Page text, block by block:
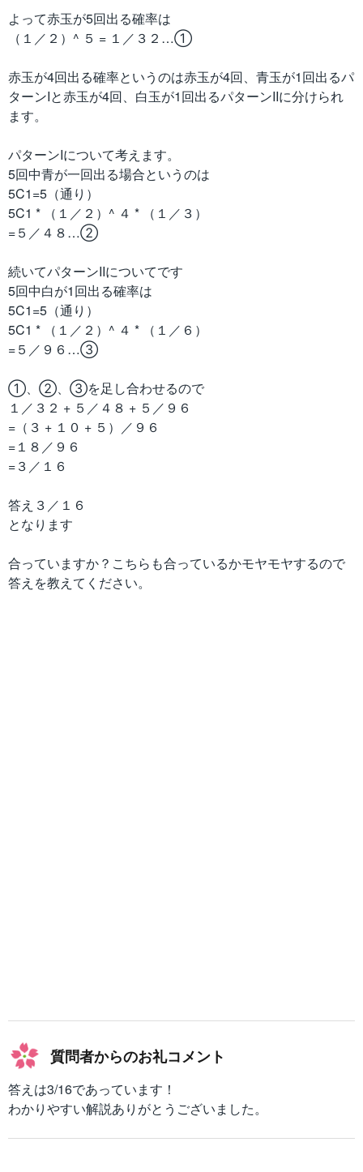
よって赤玉が5回出る確率は
（１／２）^ ５ = １／３２…①
赤玉が4回出る確率というのは赤玉が4回、青玉が1回出るパ
ターンIと赤玉が4回、白玉が1回出るパターンIIに分けられ
ます。
パターンIについて考えます。
5回中青が一回出る場合というのは
5C1=5（通り）
5C1 * （１／２）^ ４ * （１／３）
=５／４８…②
続いてパターンIIについてです
5回中白が1回出る確率は
5C1=5（通り）
5C1 * （１／２）^ ４ * （１／６）
=５／９６…③
①、②、③を足し合わせるので
１／３２ + ５／４８ + ５／９６
=（３ + １０ + ５）／９６
=１８／９６
=３／１６
答え３／１６
となります
合っていますか？こちらも合っているかモヤモヤするので
答えを教えてください。
質問者からのお礼コメント
答えは3/16であっています！
わかりやすい解説ありがとうございました。